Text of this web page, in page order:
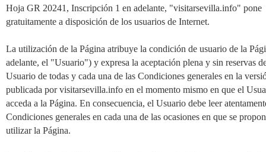
Hoja GR 20241, Inscripción 1 en adelante, "visitarsevilla.info" pone
gratuitamente a disposición de los usuarios de Internet.
La utilización de la Página atribuye la condición de usuario de la
adelante, el "Usuario") y expresa la aceptación plena y sin reservas
Usuario de todas y cada una de las Condiciones generales en la
publicada por visitarsevilla.info en el momento mismo en que el
acceda a la Página. En consecuencia, el Usuario debe leer
Condiciones generales en cada una de las ocasiones en que se
utilizar la Página.